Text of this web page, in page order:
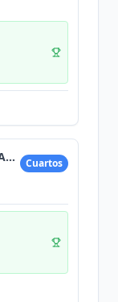
II TORNEO DE PÁDEL SOLIDARIO - ASPERGA
Cuartos